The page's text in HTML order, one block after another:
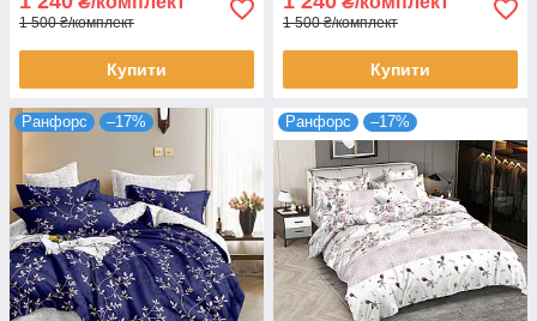
1 500 ₴/комплект
Купити
1 500 ₴/комплект
Купити
Ранфорс –17% Ранфорс –17%